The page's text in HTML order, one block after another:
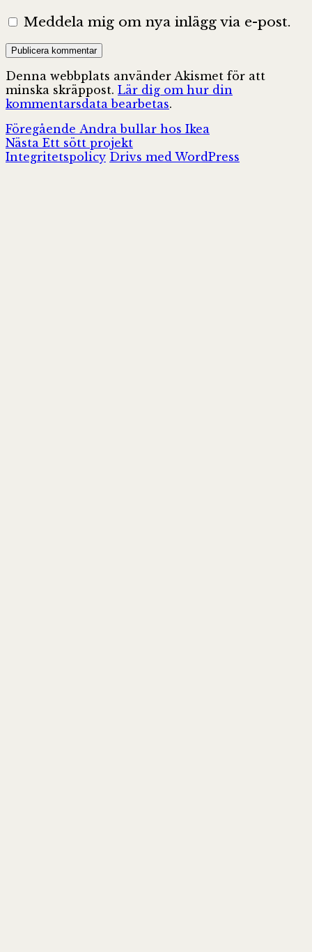
Meddela mig om nya inlägg via e-post.
Denna webbplats använder Akismet för att
minska skräppost. Lär dig om hur din
kommentarsdata bearbetas.
Inläggsnavigering
Föregående Föregående
inlägg:
Andra bullar hos Ikea
Nästa Nästa
inlägg:
Ett sött projekt
Integritetspolicy Drivs med WordPress